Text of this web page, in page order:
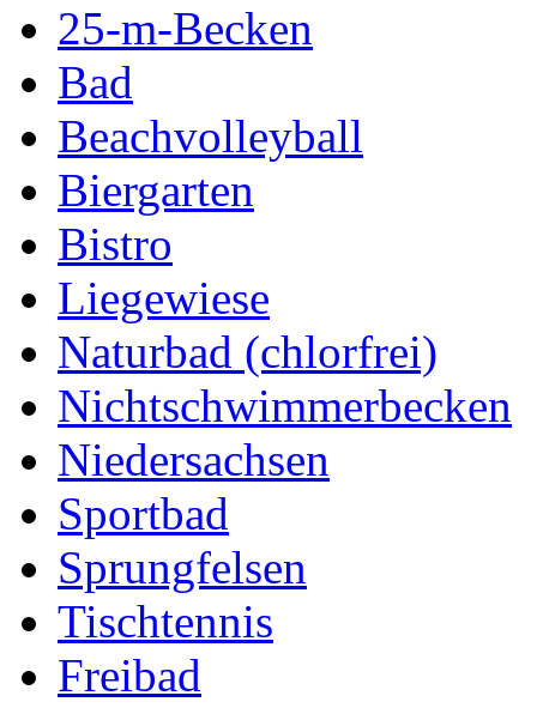
25-m-Becken
Bad
Beachvolleyball
Biergarten
Bistro
Liegewiese
Naturbad (chlorfrei)
Nichtschwimmerbecken
Niedersachsen
Sportbad
Sprungfelsen
Tischtennis
Freibad